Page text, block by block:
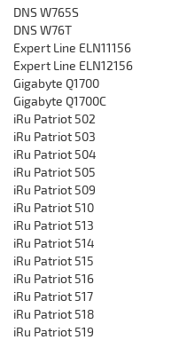
DNS W765S
DNS W76T
Expert Line ELN11156
Expert Line ELN12156
Gigabyte Q1700
Gigabyte Q1700C
iRu Patriot 502
iRu Patriot 503
iRu Patriot 504
iRu Patriot 505
iRu Patriot 509
iRu Patriot 510
iRu Patriot 513
iRu Patriot 514
iRu Patriot 515
iRu Patriot 516
iRu Patriot 517
iRu Patriot 518
iRu Patriot 519